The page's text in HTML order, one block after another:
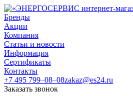
Бренды
Акции
Компания
Статьи и новости
Информация
Сертификаты
Контакты
+7 495 799–08–08zakaz@es24.ru
Заказать звонок